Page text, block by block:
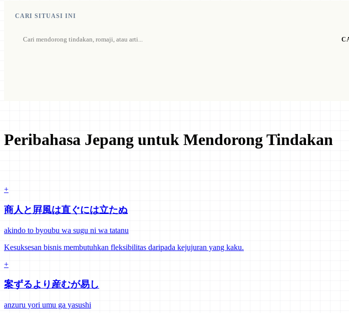
CARI SITUASI INI
Peribahasa Jepang untuk Mendorong Tindakan
+
商人と屛風は直ぐには立たぬ
akindo to byoubu wa sugu ni wa tatanu
Kesuksesan bisnis membutuhkan fleksibilitas daripada kejujuran yang kaku.
+
案ずるより産むが易し
anzuru yori umu ga yasushi